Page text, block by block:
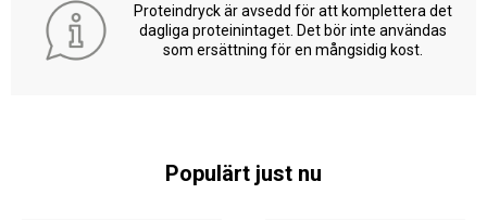
Proteindryck är avsedd för att komplettera det
dagliga proteinintaget. Det bör inte användas
som ersättning för en mångsidig kost.
Populärt just nu